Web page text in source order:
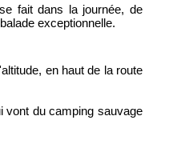
se fait dans la journée, de
exceptionnelle.
en haut de la route
vont du camping sauvage